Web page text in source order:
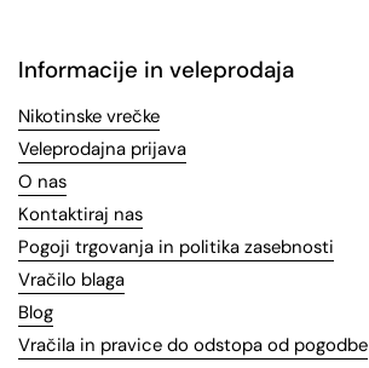
Informacije in veleprodaja
Nikotinske vrečke
Veleprodajna prijava
O nas
Kontaktiraj nas
Pogoji trgovanja in politika zasebnosti
Vračilo blaga
Blog
Vračila in pravice do odstopa od pogodbe